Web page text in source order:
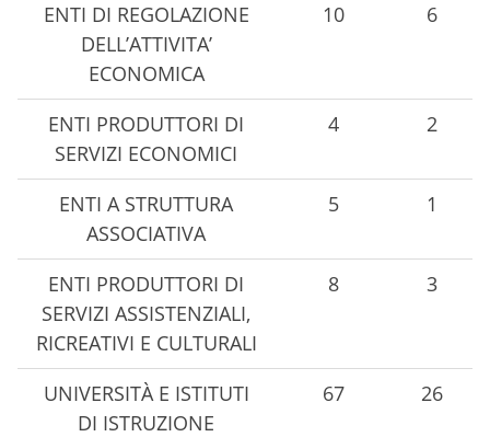
ENTI DI REGOLAZIONE
DELL’ATTIVITA’
ECONOMICA
10 6
ENTI PRODUTTORI DI
SERVIZI ECONOMICI
4 2
ENTI A STRUTTURA
ASSOCIATIVA
5 1
ENTI PRODUTTORI DI
SERVIZI ASSISTENZIALI,
RICREATIVI E CULTURALI
8 3
UNIVERSITÀ E ISTITUTI
DI ISTRUZIONE
67 26